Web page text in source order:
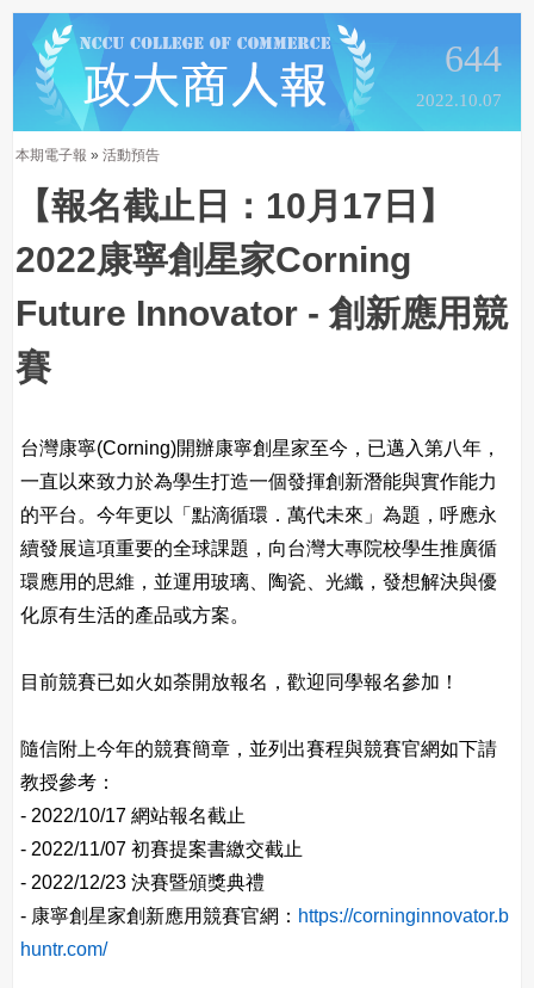
644
2022.10.07
本期電子報 » 活動預告
【報名截止日：10月17日】
2022康寧創星家Corning
Future Innovator - 創新應用競
賽
台灣康寧(Corning)開辦康寧創星家至今，已邁入第八年，
一直以來致力於為學生打造一個發揮創新潛能與實作能力
的平台。今年更以「點滴循環．萬代未來」為題，呼應永
續發展這項重要的全球課題，向台灣大專院校學生推廣循
環應用的思維，並運用玻璃、陶瓷、光纖，發想解決與優
化原有生活的產品或方案。
目前競賽已如火如荼開放報名，歡迎同學報名參加！
隨信附上今年的競賽簡章，並列出賽程與競賽官網如下請
教授參考：
- 2022/10/17 網站報名截止
- 2022/11/07 初賽提案書繳交截止
- 2022/12/23 決賽暨頒獎典禮
- 康寧創星家創新應用競賽官網： https://corninginnovator.b
huntr.com/